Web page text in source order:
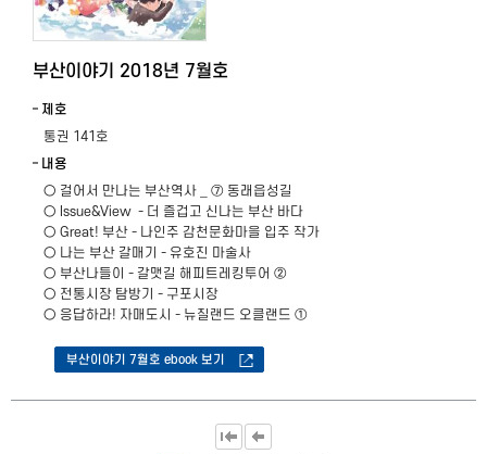
부산이야기 2018년 7월호
제호
통권 141호
내용
○ 걸어서 만나는 부산역사 _ ⑦ 동래읍성길
○ Issue&View - 더 즐겁고 신나는 부산 바다
​○ Great! 부산 - 나인주 감천문화마을 입주 작가
○ 나는 부산 갈매기 - 유호진 마술사
○ 부산나들이 - 갈맷길 해피트레킹투어 ②
○ 전통시장 탐방기 - 구포시장
○ 응답하라! 자매도시 - 뉴질랜드 오클랜드 ①
부산이야기 7월호 ebook 보기